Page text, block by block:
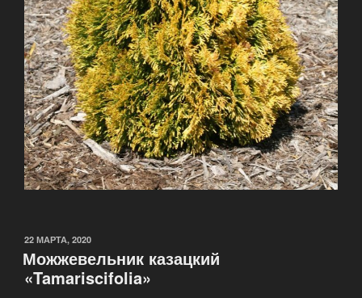
ОПУБЛИКОВАНО
22 МАРТА, 2020
Можжевельник казацкий
«Tamariscifolia»